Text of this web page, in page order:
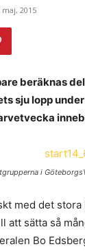
maj, 2015
beräknas
sju lopp
i
med det
att sätta så
Bo